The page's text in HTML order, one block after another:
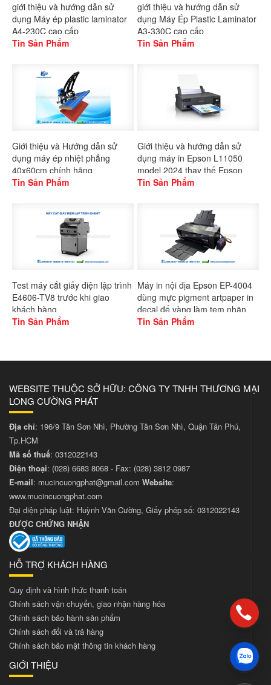
giới thiệu và hướng dẫn sử
dụng Máy ép plastic laminator
A4-230C cao cấp
Tin Sản Phẩm
giới thiệu và hướng dẫn sử
dụng Máy Ép Plastic Laminator
A3-330C cao cấp
Tin Sản Phẩm
Giới thiệu và Hướng dẫn sử
dụng máy ép nhiệt phẳng
40x60cm chính hãng
Gaoshang
Tin Sản Phẩm
Giới thiệu và hướng dẫn sử
dụng máy in Epson L11050
model 2024 thay thế Epson
L1300
Tin Sản Phẩm
Test máy cắt giấy điện lập trình
E4606-TV8 trước khi giao
khách hàng
Tin Sản Phẩm
Máy in nội địa Epson EP-4004
dùng mực pigment artpaper in
decal đế vàng làm tem nhãn
Tin Sản Phẩm
WEBSITE THUỘC SỞ HỮU: CÔNG TY TNHH THƯƠNG MẠI
LONG CƯỜNG PHÁT
Địa chỉ: 196/9 Tân Sơn Nhì, Phường Tân Sơn Nhì, Quận Tân Phú,
Tp.HCM
Mã số thuế: 0312022143
Điện thoại: (028) 6683 8068 - Fax: (028) 3812 0987
E-mail: mucincuongphat@gmail.com Website:
www.mucincuongphat.com
Đại diện pháp luật: Huỳnh Văn Cường, Giấy phép số: 0312022143
ĐƯỢC CHỨNG NHẬN
HỖ TRỢ KHÁCH HÀNG
Quy định và hình thức thanh toán
Chính sách vận chuyển, giao nhận hàng hóa
Chính sách bảo hành sản phẩm
Chính sách đổi và trả hàng
Chính sách bảo mật thông tin khách hàng
GIỚI THIỆU